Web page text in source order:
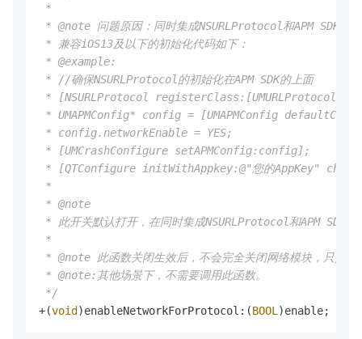
*
* @note 问题原因：同时集成NSURLProtocol和APM SDK的
* 兼容iOS13及以下的初始化代码如下：
* @example:
* //确保NSURLProtocol的初始化在APM SDK的上面
* [NSURLProtocol registerClass:[UMURLProtocol
* UMAPMConfig* config = [UMAPMConfig
* config.networkEnable = YES;
* [UMCrashConfigure setAPMConfig:config];
* [QTConfigure initWithAppkey:@"您的AppKey"
*
* @note
* 此开关默认打开，在同时集成NSURLProtocol和APM SDK
*
* @note 此函数关闭生效后，不会完全关闭网络模块，只是针
* @note:其他场景下，不需要调用此函数。
*/
+(void)enableNetworkForProtocol:(BOOL )enable;